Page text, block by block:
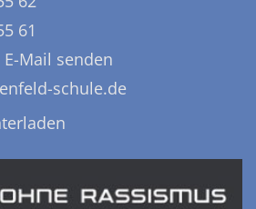
61
Mail senden
schule.de